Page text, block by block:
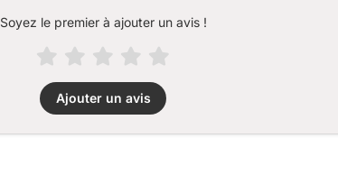
Soyez le premier à ajouter un avis !
Ajouter un avis